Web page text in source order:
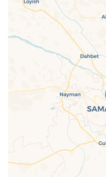
Travelers'
Wenn du dies
Seite
fehlen